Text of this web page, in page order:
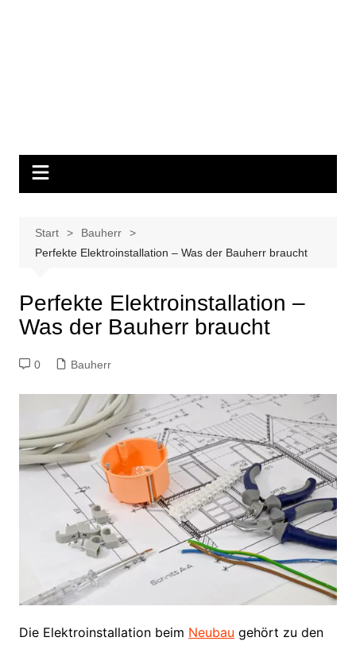
Start
Bauherr
Perfekte Elektroinstallation – Was der Bauherr braucht
Perfekte Elektroinstallation –
Was der Bauherr braucht
0 Bauherr
Die Elektroinstallation beim Neubau gehört zu den